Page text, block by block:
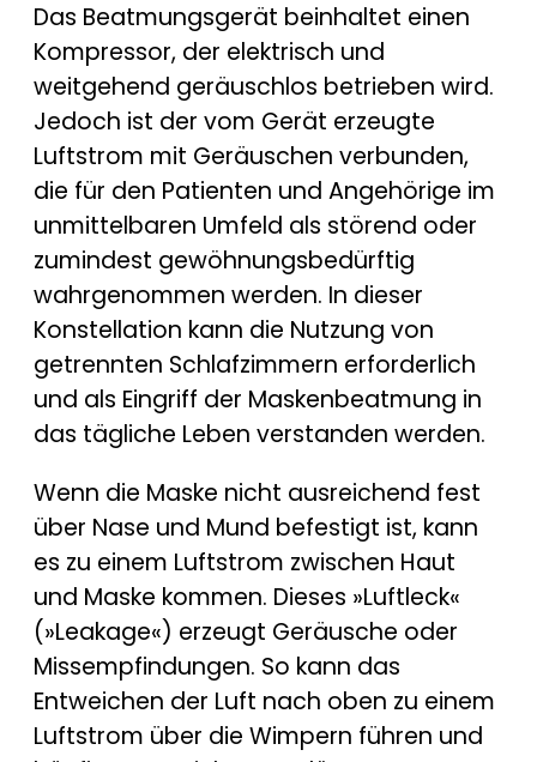
Das Beatmungsgerät beinhaltet einen
Kompressor, der elektrisch und
weitgehend geräuschlos betrieben wird.
Jedoch ist der vom Gerät erzeugte
Luftstrom mit Geräuschen verbunden,
die für den Patienten und Angehörige im
unmittelbaren Umfeld als störend oder
zumindest gewöhnungsbedürftig
wahrgenommen werden. In dieser
Konstellation kann die Nutzung von
getrennten Schlafzimmern erforderlich
und als Eingriff der Maskenbeatmung in
das tägliche Leben verstanden werden.
Wenn die Maske nicht ausreichend fest
über Nase und Mund befestigt ist, kann
es zu einem Luftstrom zwischen Haut
und Maske kommen. Dieses »Luftleck«
(»Leakage«) erzeugt Geräusche oder
Missempfindungen. So kann das
Entweichen der Luft nach oben zu einem
Luftstrom über die Wimpern führen und